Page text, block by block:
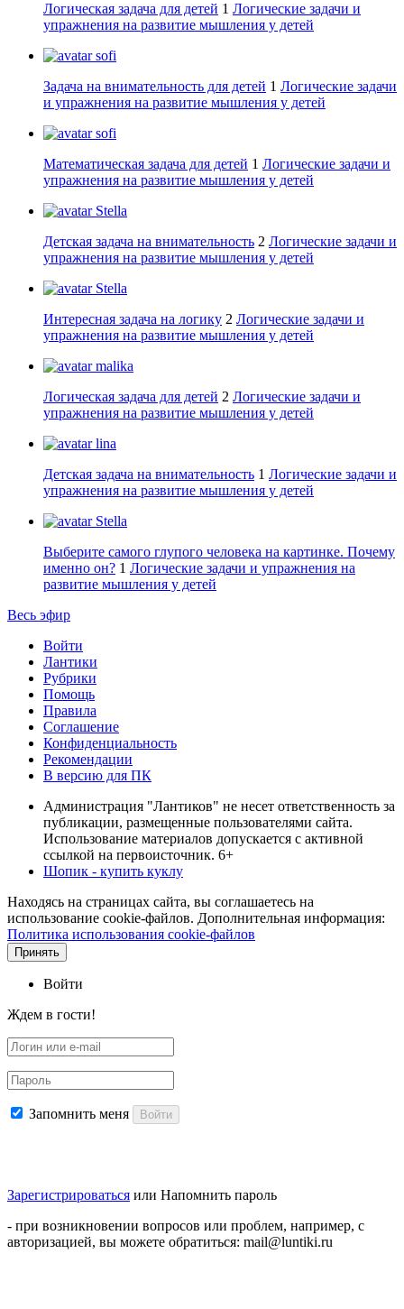
Логическая задача для детей 1 Логические задачи и
упражнения на развитие мышления у детей
sofi
Задача на внимательность для детей 1 Логические задачи
и упражнения на развитие мышления у детей
sofi
Математическая задача для детей 1 Логические задачи и
упражнения на развитие мышления у детей
Stella
Детская задача на внимательность 2 Логические задачи и
упражнения на развитие мышления у детей
Stella
Интересная задача на логику 2 Логические задачи и
упражнения на развитие мышления у детей
malika
Логическая задача для детей 2 Логические задачи и
упражнения на развитие мышления у детей
lina
Детская задача на внимательность 1 Логические задачи и
упражнения на развитие мышления у детей
Stella
Выберите самого глупого человека на картинке. Почему
именно он? 1 Логические задачи и упражнения на
развитие мышления у детей
Весь эфир
Войти
Лантики
Рубрики
Помощь
Правила
Соглашение
Конфиденциальность
Рекомендации
В версию для ПК
Администрация "Лантиков" не несет ответственность за
публикации, размещенные пользователями сайта.
Использование материалов допускается с активной
ссылкой на первоисточник. 6+
Шопик - купить куклу
Находясь на страницах сайта, вы соглашаетесь на
использование cookie-файлов. Дополнительная информация:
Политика использования cookie-файлов
Принять
Войти
Ждем в гости!
Запомнить меня Войти
Зарегистрироваться или Напомнить пароль
- при возникновении вопросов или проблем, например, с
авторизацией, вы можете обратиться: mail@luntiki.ru